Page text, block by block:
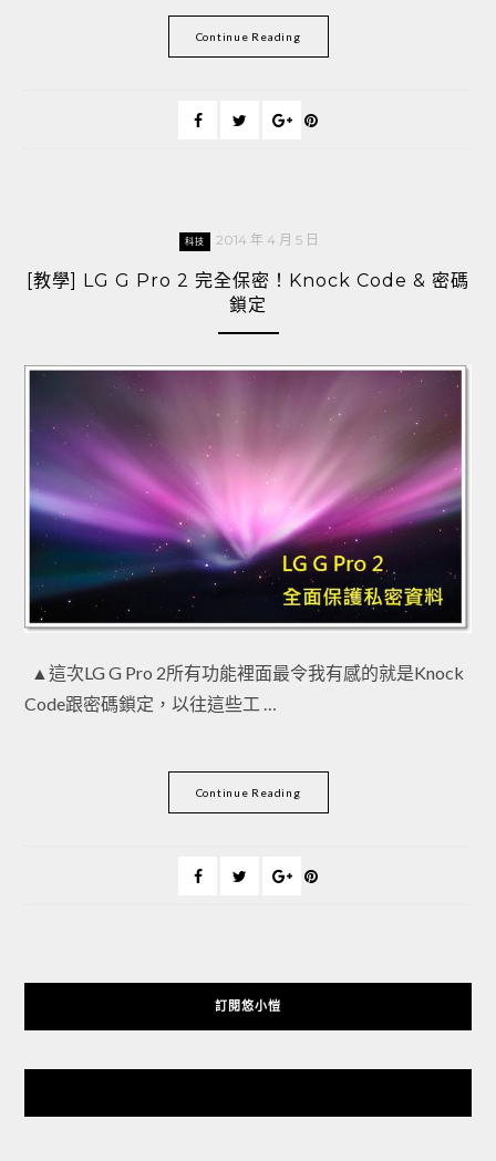
Continue Reading
科技 2014 年 4 月 5 日
[教學] LG G Pro 2 完全保密！Knock Code & 密碼
鎖定
▲這次LG G Pro 2所有功能裡面最令我有感的就是Knock
Code跟密碼鎖定，以往這些工 …
Continue Reading
訂閱悠小愷